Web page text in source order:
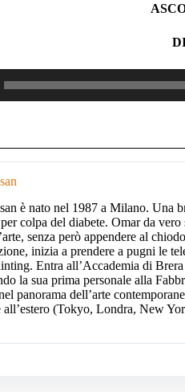
è nato nel 1987 a Milano. Una
colpa del diabete. Omar da
senza però appendere al
inizia a prendere a pugni le
Entra all’Accademia di
la sua prima personale alla
panorama dell’arte
all’estero (Tokyo, Londra, New